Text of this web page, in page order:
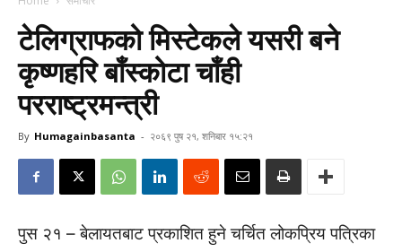
टेलिग्राफको मिस्टेकले यसरी बने
कृष्णहरि बाँस्कोटा चाँही
परराष्ट्रमन्त्री
By Humagainbasanta - २०६९ पुष २१, शनिबार १५:२१
पुस २१ – बेलायतबाट प्रकाशित हुने चर्चित लोकप्रिय पत्रिका